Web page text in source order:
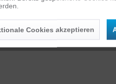
Cookies akzeptieren